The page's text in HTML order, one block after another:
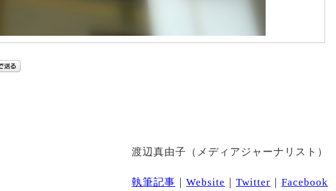
渡辺真由子（メディアジャーナリスト）
執筆記事 ｜ Website ｜ Twitter ｜ Facebook